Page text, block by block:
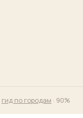
гид по городам · 90%